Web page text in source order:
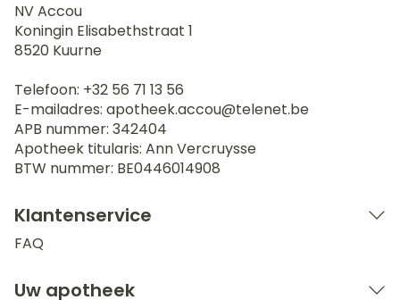
NV Accou
Koningin Elisabethstraat 1
8520 Kuurne
Telefoon: +32 56 71 13 56
E-mailadres: apotheek.accou@telenet.be
APB nummer: 342404
Apotheek titularis: Ann Vercruysse
BTW nummer: BE0446014908
Klantenservice
FAQ
Uw apotheek